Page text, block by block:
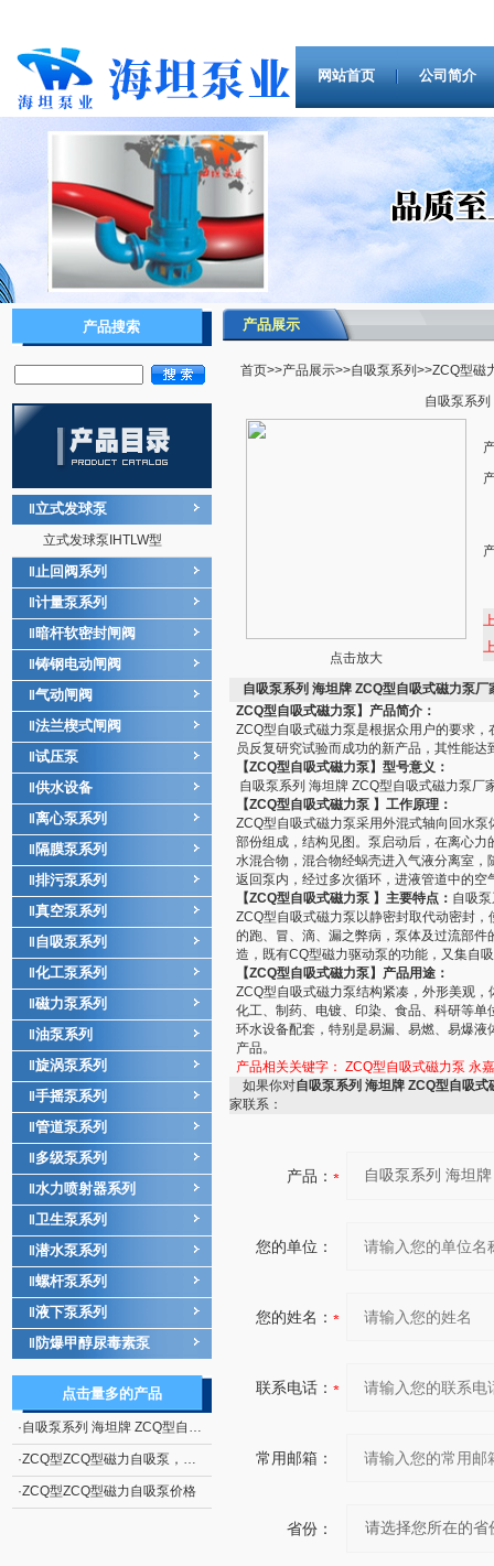
网站首页 公司简介
产品搜索
立式发球泵
立式发球泵IHTLW型
止回阀系列
计量泵系列
暗杆软密封闸阀
铸钢电动闸阀
气动闸阀
法兰楔式闸阀
试压泵
供水设备
离心泵系列
隔膜泵系列
排污泵系列
真空泵系列
自吸泵系列
化工泵系列
磁力泵系列
油泵系列
旋涡泵系列
手摇泵系列
管道泵系列
多级泵系列
水力喷射器系列
卫生泵系列
潜水泵系列
螺杆泵系列
液下泵系列
防爆甲醇尿毒素泵
点击量多的产品
·自吸泵系列 海坦牌 ZCQ型自吸式磁力泵厂家
·ZCQ型ZCQ型磁力自吸泵，不锈钢自吸泵
·ZCQ型ZCQ型磁力自吸泵价格
产品展示
首页>>产品展示>>自吸泵系列 >>ZCQ型磁
自吸泵系
点击放大
自吸泵系列 海坦牌 ZCQ型自吸式磁力泵厂
ZCQ型自吸式磁力泵】产品简介：
ZCQ型自吸式磁力泵是根据众用户的要求
员反复研究试验而成功的新产品，其性能
【ZCQ型自吸式磁力泵】型号意义：
自吸泵系列 海坦牌 ZCQ型自吸式磁力泵厂
【ZCQ型自吸式磁力泵 】工作原理：
ZCQ型自吸式磁力泵采用外混式轴向回水
部份组成，结构见图。泵启动后，在离心
水混合物，混合物经蜗壳进入气液分离室
返回泵内，经过多次循环，进液管道中的
【ZCQ型自吸式磁力泵 】主要特点： 自吸
ZCQ型自吸式磁力泵以静密封取代动密封
的跑、冒、滴、漏之弊病，泵体及过流部
造，既有CQ型磁力驱动泵的功能，又集自
【ZCQ型自吸式磁力泵】产品用途：
ZCQ型自吸式磁力泵结构紧凑，外形美观
化工、制药、电镀、印染、食品、科研等
环水设备配套，特别是易漏、易燃、易爆
产品。
产品相关关键字： ZCQ型自吸式磁力泵 永
如果你对自吸泵系列 海坦牌 ZCQ型自吸式
家联系：
产品：
您的单位：
您的姓名：
联系电话：
常用邮箱：
省份：